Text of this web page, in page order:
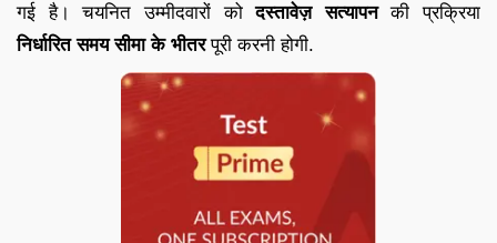
गई है। चयनित उम्मीदवारों कोदस्तावेज़ सत्यापनकी प्रक्रिया
निर्धारित समय सीमा के भीतरपूरी करनी होगी.